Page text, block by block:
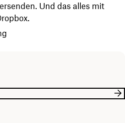
Und das alles mit
wählen